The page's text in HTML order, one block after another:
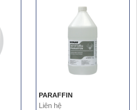
PARAFFIN
Liên hệ